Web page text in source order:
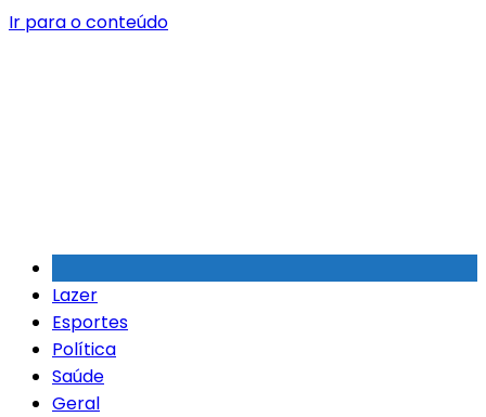
Ir para o conteúdo
Lazer
Esportes
Política
Saúde
Geral